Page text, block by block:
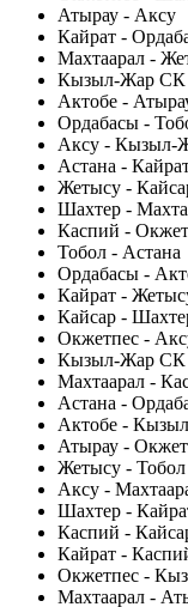
Атырау - Аксу
Кайрат -
Махтаарал -
Кызыл-Жар СК
Актобе -
Ордабасы -
Аксу - Кызыл-
Астана -
Жетысу -
Шахтер -
Каспий -
Тобол - Астана
Ордабасы -
Кайрат -
Кайсар -
Окжетпес -
Кызыл-Жар СК
Махтаарал -
Астана -
Актобе -
Атырау -
Жетысу - Тобол
Аксу -
Шахтер -
Каспий -
Кайрат -
Окжетпес -
Махтаарал -